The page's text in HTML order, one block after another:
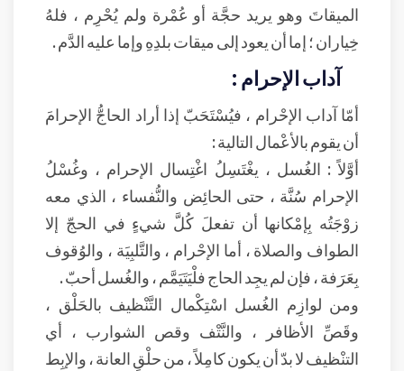
الميقاتَ وهو يريد حجَّة أو عُمْرة ولم يُحْرِم ، فلهُ
خِياران ؛ إما أن يعود إلى ميقات بلدِهِ وإما عليه الدَّم .
آداب الإحرام :
أمّا آداب الإحْرام ، فيُسْتَحَبّ إذا أراد الحاجُّ الإحرامَ
أن يقوم بالأعْمال التالية :
أوَّلاً : الغُسل ، يغْتَسِلُ اغْتِسال الإحرام ، وغُسْلُ
الإحرام سُنَّة ، حتى الحائِض والنُّفساء ، الذي معه
زوْجَتُه بِإمْكانها أن تفعلَ كُلَّ شيءٍ في الحجّ إلا
الطواف والصلاة ، أما الإحْرام ، والتَّلبِيَة ، والوُقوف
بِعَرَفة ، فإن لم يجِد الحاج فلْيَتَيَمَّم ، والغُسل أحبّ .
ومن لوازِم الغُسل اسْتِكْمال التَّنْظيف بالحَلْق ،
وقَصِّ الأظافر ، والنَّتْف وقص الشوارب ، أي
التنْظيف لا بدّ أن يكون كامِلاً ، من حلْقٍ العانة ، والإبِط